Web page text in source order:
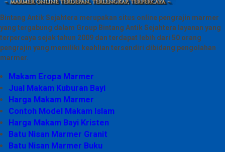
Bintang Antik Sejahtera merupakan situs online pengrajin marmer
yang tergabung dalam Group Bintang Antik Sejahtera layanan yang
terpercaya sejak tahun 2009 dan terdapat lebih dari 50 orang
pengrajin yang memiliki keahlian tersendiri dibidang pengolahan
marmer.
Makam Eropa Marmer
Jual Makam Kuburan Bayi
Harga Makam Marmer
Contoh Model Makam Islam
Harga Makam Bayi Kristen
Batu Nisan Marmer Granit
Batu Nisan Marmer Buku